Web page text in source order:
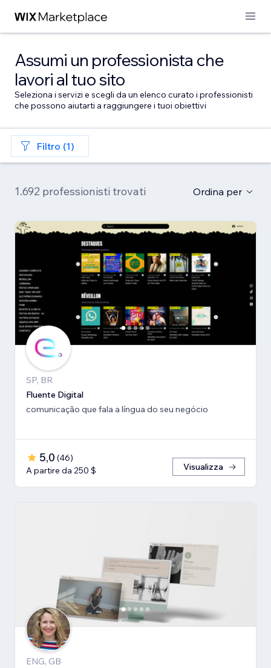
Assumi un professionista che
lavori al tuo sito
Seleziona i servizi e scegli da un elenco curato i professionisti
che possono aiutarti a raggiungere i tuoi obiettivi
Filtro (1)
1.692 professionisti trovati Ordina per
SP, BR
Fluente Digital
comunicação que fala a língua do seu negócio
5,0 (46)
A partire da 250 $
Visualizza
ENG, GB